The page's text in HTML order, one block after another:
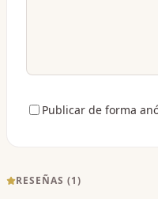
Publicar de forma
RESEÑAS (1)